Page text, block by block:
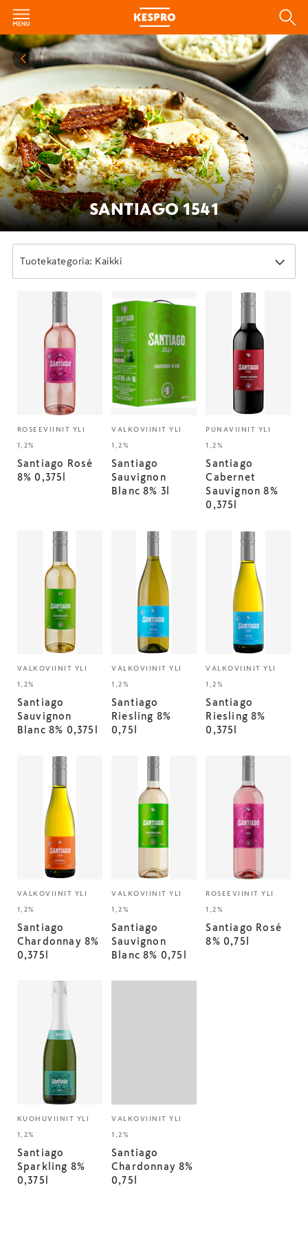
SANTIAGO 1541
Tuotekategoria: Kaikki
ROSEEVIINIT YLI
1,2%
Santiago Rosé
8% 0,375l
VALKOVIINIT YLI
1,2%
Santiago
Sauvignon
Blanc 8% 3l
PUNAVIINIT YLI
1,2%
Santiago
Cabernet
Sauvignon 8%
0,375l
VALKOVIINIT YLI
1,2%
Santiago
Sauvignon
Blanc 8% 0,375l
VALKOVIINIT YLI
1,2%
Santiago
Riesling 8%
0,75l
VALKOVIINIT YLI
1,2%
Santiago
Riesling 8%
0,375l
VALKOVIINIT YLI
1,2%
Santiago
Chardonnay 8%
0,375l
VALKOVIINIT YLI
1,2%
Santiago
Sauvignon
Blanc 8% 0,75l
ROSEEVIINIT YLI
1,2%
Santiago Rosé
8% 0,75l
KUOHUVIINIT YLI
1,2%
Santiago
Sparkling 8%
0,375l
VALKOVIINIT YLI
1,2%
Santiago
Chardonnay 8%
0,75l